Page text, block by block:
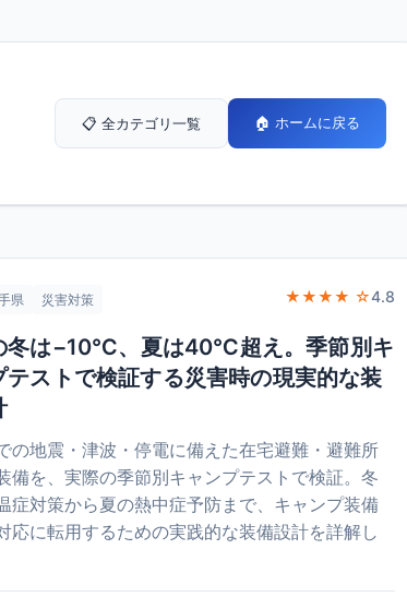
📋 全カテゴリ一覧 🏠 ホームに戻る
県 災害対策 ★★★★ ☆4.8
冬は−10℃、夏は40℃超え。季節別キ
テストで検証する災害時の現実的な装
の地震・津波・停電に備えた在宅避難・避難所
備を、実際の季節別キャンプテストで検証。冬
症対策から夏の熱中症予防まで、キャンプ装備
応に転用するための実践的な装備設計を詳解し